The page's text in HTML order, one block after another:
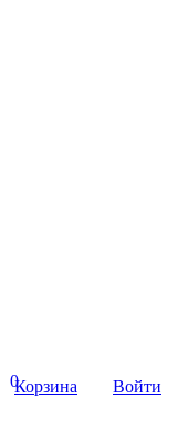
0Корзина Войти